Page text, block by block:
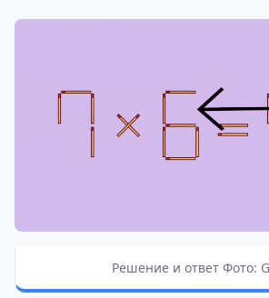
Решение и ответ Фото: